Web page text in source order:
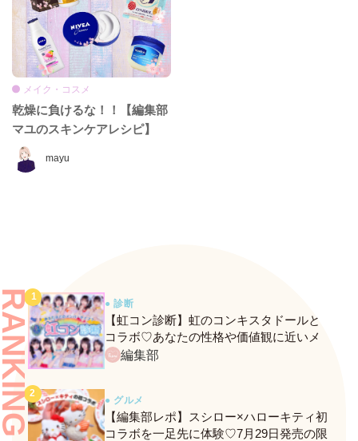
mayu
メイク・コスメ
乾燥に負けるな！！【編集部
マユのスキンケアレシピ】
● 診断
【虹コン診断】虹のコンキスタドールと
コラボ♡あなたの性格や価値観に近いメ
ンバーがわかる、fasmeの新診断がスター
編集部
● グルメ
【編集部レポ】スシロー×ハローキティ初
コラボを一足先に体験♡7月29日発売の限